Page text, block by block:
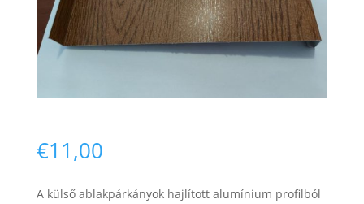
€11,00
A külső ablakpárkányok hajlított alumínium profilból